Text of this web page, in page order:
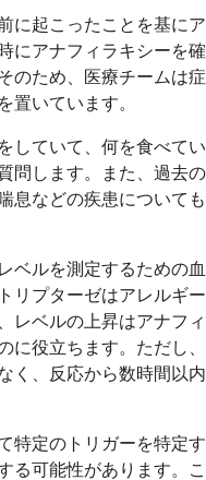
に起こったことを基にア
にアナフィラキシーを確
のため、医療チームは症
置いています。
していて、何を食べてい
問します。また、過去の
息などの疾患についても
ベルを測定するための血
リプターゼはアレルギー
レベルの上昇はアナフィ
に役立ちます。ただし、
く、反応から数時間以内
特定のトリガーを特定す
る可能性があります。こ